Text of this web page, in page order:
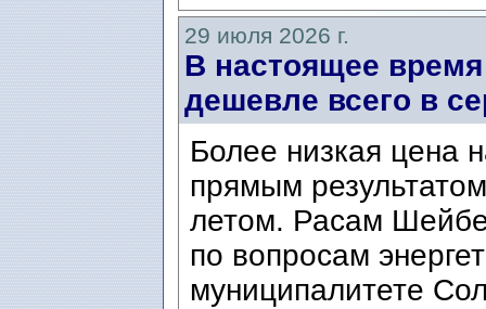
29 июля 2026 г.
В настоящее
дешевле всего в
Более низкая цена
прямым
летом. Расам
по вопросам
муниципалитете